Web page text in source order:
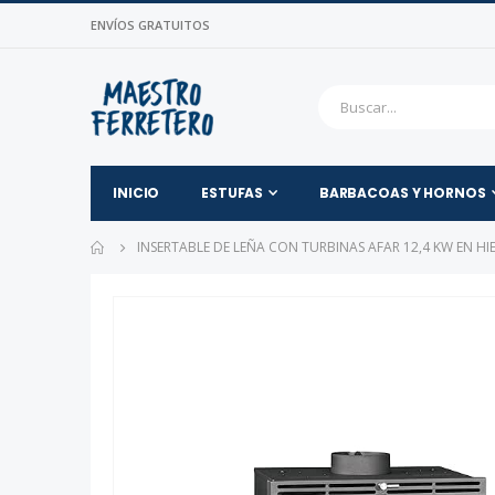
ENVÍOS GRATUITOS
INICIO ESTUFAS BARBACOAS Y HORNOS
INSERTABLE DE LEÑA CON TURBINAS AFAR 12,4 KW EN